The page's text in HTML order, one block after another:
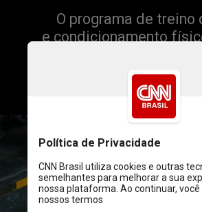
O programa de treino
e condicionamento
em esquema de filiação.
a marca e oferecer o
quem for